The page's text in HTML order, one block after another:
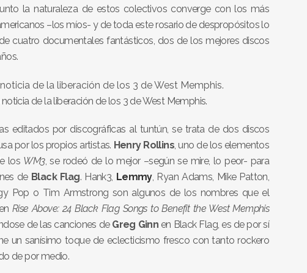
la naturaleza de estos colectivos converge con los más
–los míos- y de toda este rosario de despropósitos lo
cuatro documentales fantásticos, dos de los mejores discos
de la liberación de los 3 de West Memphis.
editados por discográficas al tuntún, se trata de dos discos
por los propios artistas. Henry Rollins, uno de los elementos
los WM3, se rodeó de lo mejor –según se mire, lo peor- para
de Black Flag. Hank3, Lemmy, Ryan Adams, Mike Patton,
Pop o Tim Armstrong son algunos de los nombres que el
Rise Above: 24 Black Flag Songs to Benefit the West Memphis
de las canciones de Greg Ginn en Black Flag, es de por sí
un sanísimo toque de eclecticismo fresco con tanto rockero
de por medio.